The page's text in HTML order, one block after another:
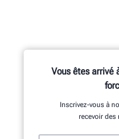
Vous êtes arrivé
Inscrivez-vous à
recevoir des